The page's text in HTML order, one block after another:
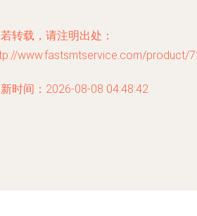
转载，请注明出处：
www.fastsmtservice.com/product/
时间：2026-08-08 04:48:42